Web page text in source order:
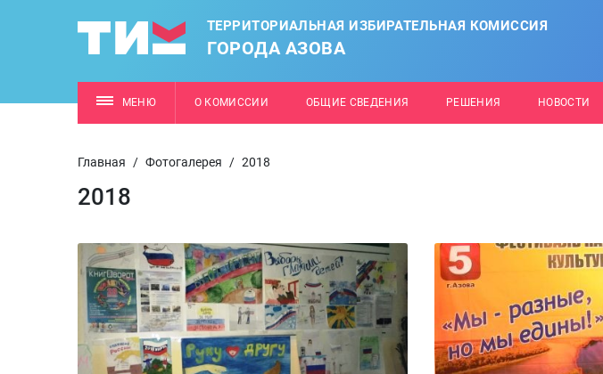
ТЕРРИТОРИАЛЬНАЯ ИЗБИРАТЕЛЬНАЯ КОМИССИЯ
ГОРОДА АЗОВА
МЕНЮ О КОМИССИИ ОБЩИЕ СВЕДЕНИЯ РЕШЕНИЯ НОВОСТИ
Главная / Фотогалерея / 2018
2018